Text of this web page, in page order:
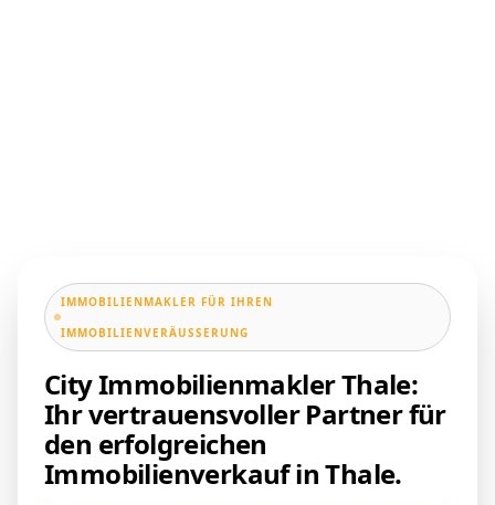
IMMOBILIENMAKLER FÜR IHREN
IMMOBILIENVERÄUSSERUNG
City Immobilienmakler Thale:
Ihr vertrauensvoller Partner für
den erfolgreichen
Immobilienverkauf in Thale.